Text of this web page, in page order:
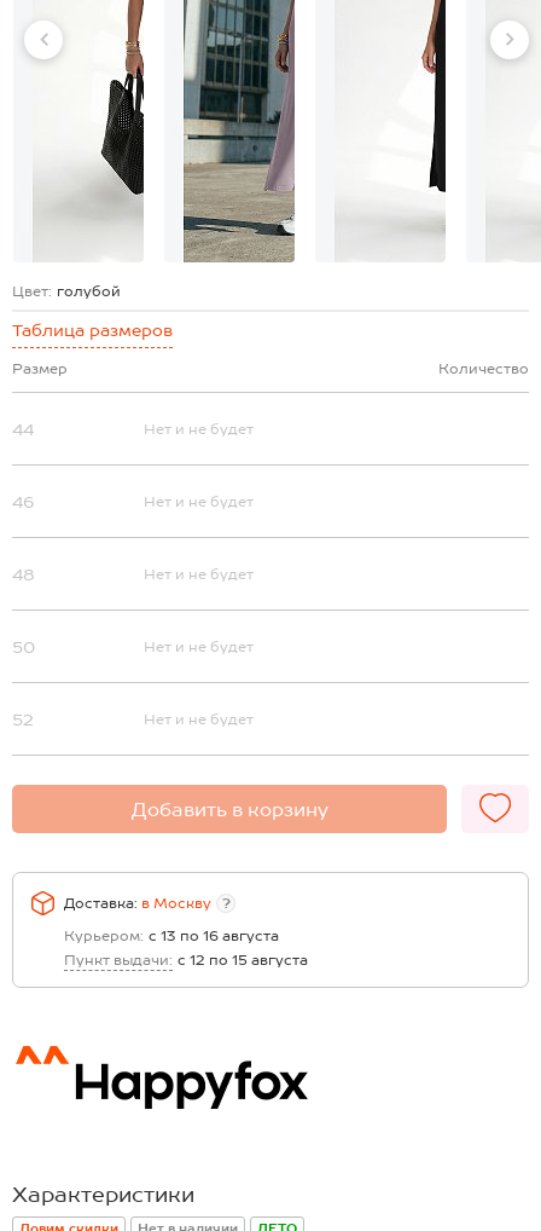
Цвет: голубой
Таблица размеров
Размер Количество
44 Нет и не будет
46 Нет и не будет
48 Нет и не будет
50 Нет и не будет
52 Нет и не будет
Добавить в корзину
Доставка: в Москву
?
Курьером: с 13 по 16 августа
Пункт выдачи: с 12 по 15 августа
Характеристики